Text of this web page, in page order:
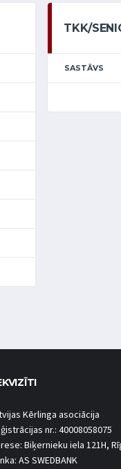
TKK/
SASTĀVS
Kērlinga asociācija
nr.: 40008058075
Biķernieku iela 121H,
AS SWEDBANK